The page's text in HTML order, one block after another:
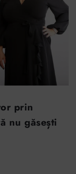
prin
nu găsești